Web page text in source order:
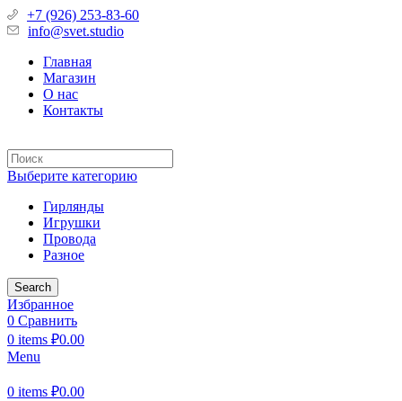
+7 (926) 253-83-60
info@svet.studio
Главная
Магазин
О нас
Контакты
Выберите категорию
Гирлянды
Игрушки
Провода
Разное
Search
Избранное
0 Сравнить
0 items ₽0.00
Menu
0 items ₽0.00